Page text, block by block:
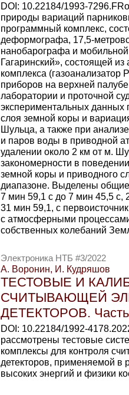
DOI: 10.22184/1993-
природы вариаций
программный комплекс,
деформографа,
нанобарографа и
Гагаринский», состоящей из
комплекса (газоанализатор
приборов на верхней
лаборатории и проточной
экспериментальных
слоя земной коры и
Шульца, а также при
и паров воды в приводной
удалении около 2 км от м.
закономерности в
земной коры и приводного
диапазоне. Выделены
7 мин 59,1 с до 7 мин 45,5 с,
31 мин 59,1, с
с атмосферными
собственных колебаний
Электроника НТБ #3/2022
А. Воронин, И. Кудряшов
ТЕСТОВЫЕ И
СЧИТЫВАЮЩЕЙ
ДЕТЕКТОРОВ.
DOI: 10.22184/1992-
рассмотрены тестовые
комплексы для контроля
детекторов, применяемой в
высоких энергий и физики